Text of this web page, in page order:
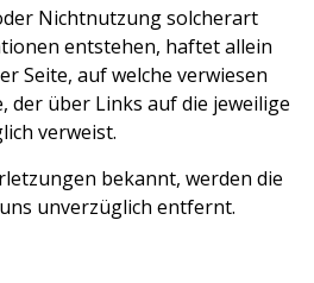
Nichtnutzung solcherart
entstehen, haftet allein
Seite, auf welche verwiesen
der über Links auf die jeweilige
verweist.
bekannt, werden die
unverzüglich entfernt.